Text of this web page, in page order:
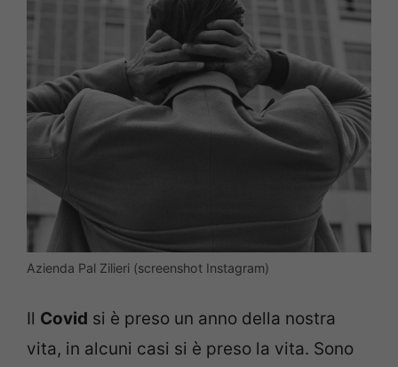
Azienda Pal Zilieri (screenshot Instagram)
Il Covid si è preso un anno della nostra
vita, in alcuni casi si è preso la vita. Sono